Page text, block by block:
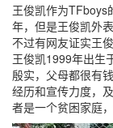
王俊凯作为TFboys
年，但是王俊凯外
不过有网友证实王
王俊凯1999年出生
殷实，父母都很有
经历和宣传力度，
者是一个贫困家庭